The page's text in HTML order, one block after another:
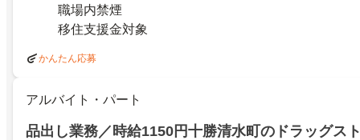
職場内禁煙
移住支援金対象
かんたん応募
アルバイト・パート
品出し業務／時給1150円十勝清水町のドラッグス